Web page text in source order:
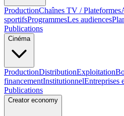
ProductionChaînes TV / Plateformes
sportifsProgrammesLes audiences
Publications
Cinéma
ProductionDistributionExploitation
financementInstitutionnelEntreprises
Publications
Creator economy